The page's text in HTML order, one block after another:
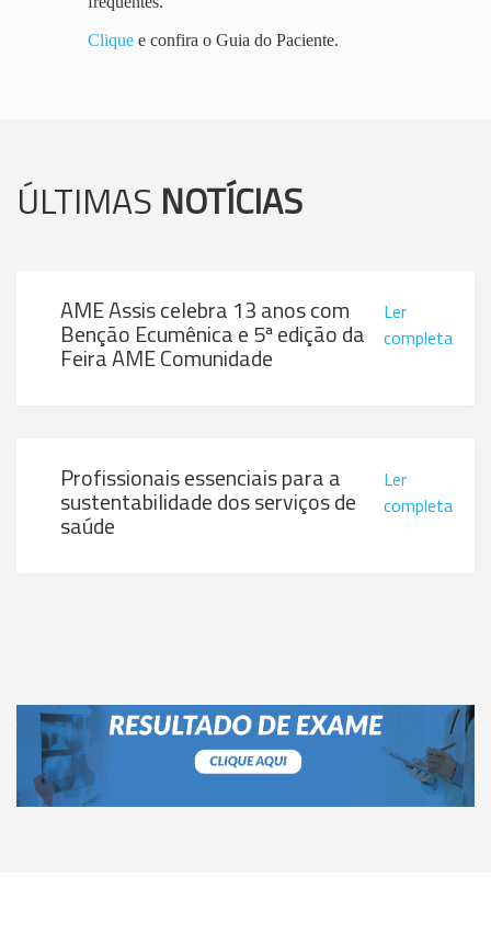
Clique e confira o Guia do Paciente.
ÚLTIMAS NOTÍCIAS
AME Assis celebra 13 anos com
Benção Ecumênica e 5ª edição da
Feira AME Comunidade
Ler
completa
Profissionais essenciais para a
sustentabilidade dos serviços de
saúde
Ler
completa